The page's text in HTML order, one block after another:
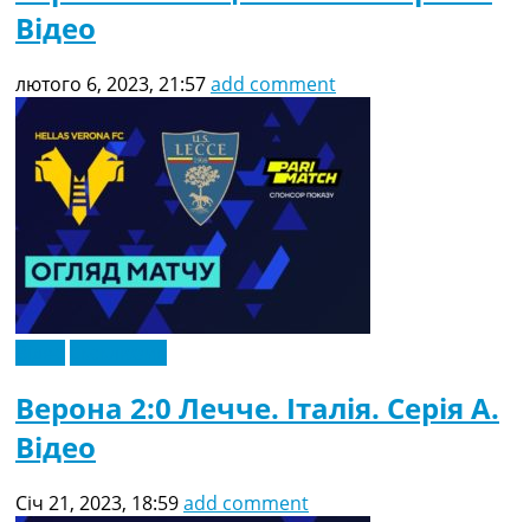
Відео
лютого 6, 2023, 21:57add comment
Верона 2:0 Лечче. Італія. Серія A.
Відео
Січ 21, 2023, 18:59add comment